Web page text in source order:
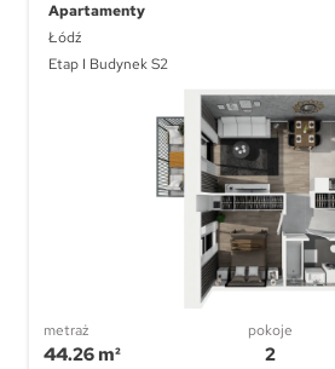
Apartamenty
Łódź
Etap I Budynek S2
metraż
44.26 m²
pokoje
2